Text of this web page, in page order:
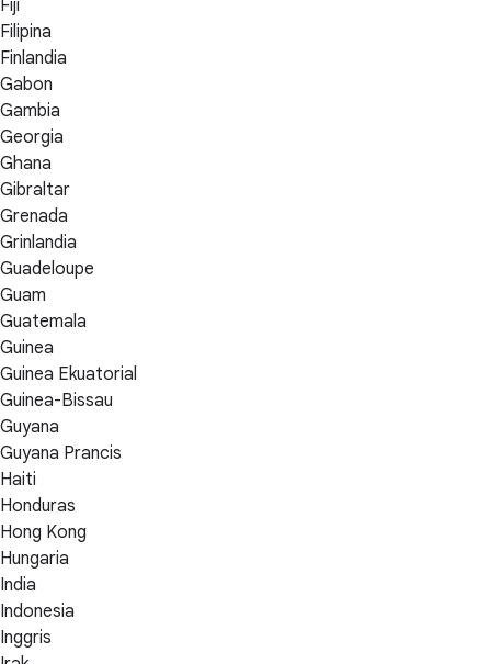
Fiji
Filipina
Finlandia
Gabon
Gambia
Georgia
Ghana
Gibraltar
Grenada
Grinlandia
Guadeloupe
Guam
Guatemala
Guinea
Guinea Ekuatorial
Guinea-Bissau
Guyana
Guyana Prancis
Haiti
Honduras
Hong Kong
Hungaria
India
Indonesia
Inggris